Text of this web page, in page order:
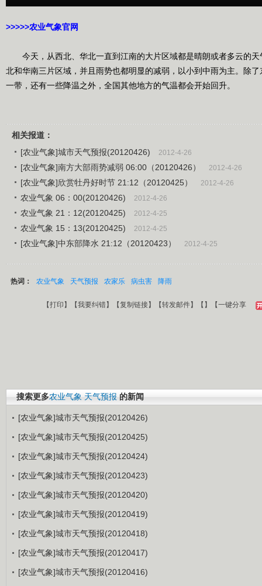
>>>>>农业气象官网
今天，从西北、华北一直到江南的大片区域都是晴朗或者多云的天
北和华南三片区域，并且雨势也都明显的减弱，以小到中雨为主。除
一带，还有一些降温之外，全国其他地方的气温都会开始回升。
相关报道：
[农业气象]城市天气预报(20120426)
2012-4-26
[农业气象]南方大部雨势减弱 06:00（20120426） 2012-4-26
[农业气象]欣赏牡丹好时节 21:12（20120425） 2012-4-26
农业气象 06：00(20120426) 2012-4-26
农业气象 21：12(20120425) 2012-4-25
农业气象 15：13(20120425) 2012-4-25
[农业气象]中东部降水 21:12（20120423） 2012-4-25
热词： 农业气象 天气预报 农家乐 病虫害 降雨
【打印 】【我要纠错】【复制链接】【转发邮件】【 】 【一键分享
搜索更多农业气象 天气预报 的新闻
[农业气象]城市天气预报(20120426)
[农业气象]城市天气预报(20120425)
[农业气象]城市天气预报(20120424)
[农业气象]城市天气预报(20120423)
[农业气象]城市天气预报(20120420)
[农业气象]城市天气预报(20120419)
[农业气象]城市天气预报(20120418)
[农业气象]城市天气预报(20120417)
[农业气象]城市天气预报(20120416)